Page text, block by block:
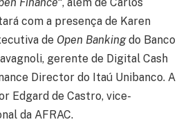
com a presença de Karen
de Open Bankingdo Banco
gerente de Digital Cash
Director do Itaú Unibanco. A
Edgard de Castro, vice-
da AFRAC.